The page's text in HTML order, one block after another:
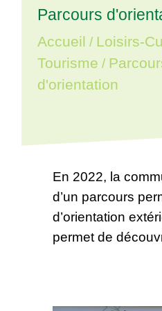
Parcours
Accueil / Loisirs-
Tourisme /
d'orientation
En 2022, la
d’un parcours
d’orientation
permet de